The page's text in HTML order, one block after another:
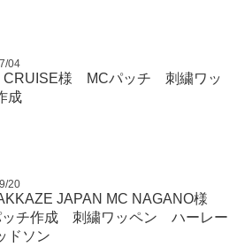
04
CRUISE様 MCパッチ 刺繍ワッ
成
20
JAPAN MC NAGANO様
ッチ作成 刺繍ワッペン ハーレー
ドソン